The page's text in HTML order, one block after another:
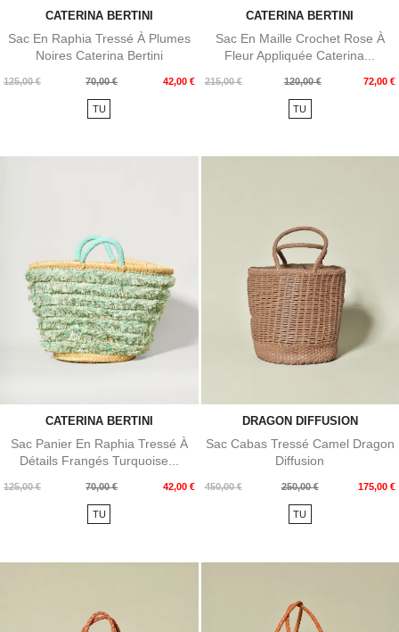
CATERINA BERTINI
Sac En Raphia Tressé À Plumes
Noires Caterina Bertini
125,00 €
Prix
70,00 € 42,00 €
Prix
TU
CATERINA BERTINI
Sac En Maille Crochet Rose À
Fleur Appliquée Caterina...
215,00 €
Prix
120,00 € 72,00 €
Prix
TU
CATERINA BERTINI
Sac Panier En Raphia Tressé À
Détails Frangés Turquoise...
125,00 €
Prix
70,00 € 42,00 €
Prix
TU
DRAGON DIFFUSION
Sac Cabas Tressé Camel Dragon
Diffusion
450,00 €
Prix
250,00 € 175,00 €
Prix
TU